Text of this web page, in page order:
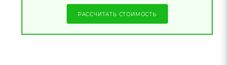
РАССЧИТАТЬ СТОИМОСТЬ